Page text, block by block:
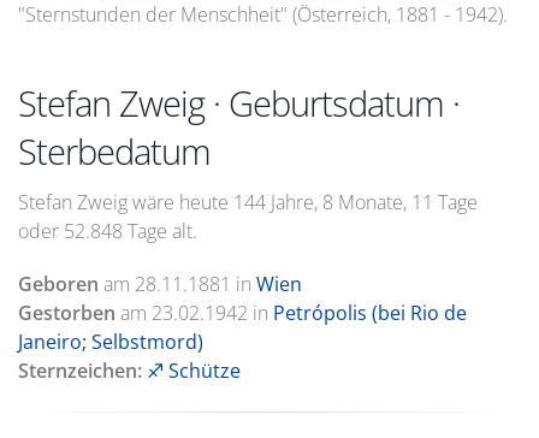
"Sternstunden der Menschheit" (Österreich, 1881 - 1942).
Stefan Zweig · Geburtsdatum ·
Sterbedatum
Stefan Zweig wäre heute 144 Jahre, 8 Monate, 11 Tage
oder 52.848 Tage alt.
Geboren am 28.11.1881 in Wien
Gestorben am 23.02.1942 in Petrópolis (bei Rio de
Janeiro; Selbstmord)
Sternzeichen: ♐ Schütze